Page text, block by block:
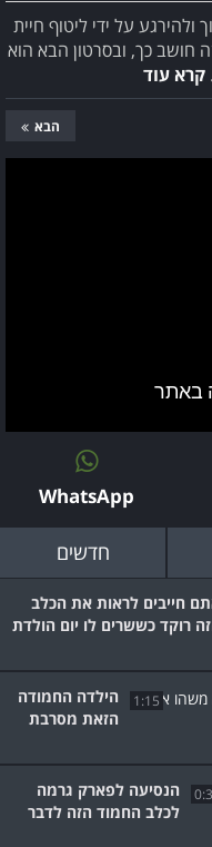
ולהירגע על ידי ליטוף חיית
כך, ובסרטון הבא הוא
קרא עוד
הבא
WhatsApp
חדשים
חייבים לראות את הכלב
רוקד כששרים לו יום הולדת
1:15
הילדה החמודה
הזאת מסרבת
הנסיעה לפארק גרמה
לכלב החמוד הזה לדבר